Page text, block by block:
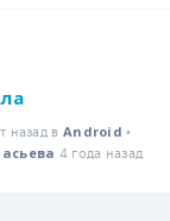
назад в Android •
4 года назад